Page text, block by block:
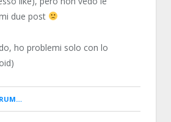
due post
ho problemi solo con lo